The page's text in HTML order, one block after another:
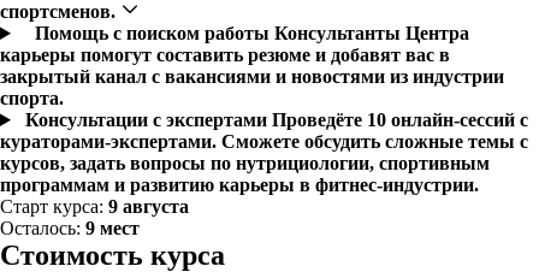
спортсменов.
Помощь с поиском работы Консультанты Центра
карьеры помогут составить резюме и добавят вас в
закрытый канал с вакансиями и новостями из индустрии
спорта.
Консультации с экспертами Проведёте 10 онлайн-сессий с
кураторами-экспертами. Сможете обсудить сложные темы с
курсов, задать вопросы по нутрициологии, спортивным
программам и развитию карьеры в фитнес-индустрии.
Старт курса: 9 августа
Осталось: 9 мест
Стоимость курса